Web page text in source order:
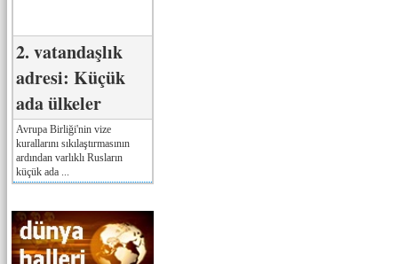
2. vatandaşlık
adresi: Küçük
ada ülkeler
Avrupa Birliği'nin vize
kurallarını sıkılaştırmasının
ardından varlıklı Rusların
küçük ada ...